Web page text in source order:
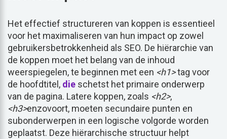
Het effectief structureren van koppen is essentieel
voor het maximaliseren van hun impact op zowel
gebruikersbetrokkenheid als SEO. De hiërarchie van
de koppen moet het belang van de inhoud
weerspiegelen, te beginnen met een <h1>tag voor
de hoofdtitel, die schetst het primaire onderwerp
van de pagina. Latere koppen, zoals <h2>,
<h3>enzovoort, moeten secundaire punten en
subonderwerpen in een logische volgorde worden
geplaatst. Deze hiërarchische structuur helpt